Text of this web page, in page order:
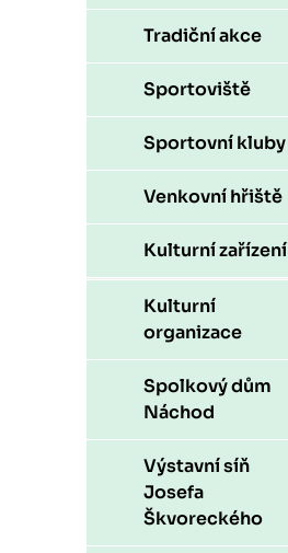
Tradiční akce
Sportoviště
Sportovní kluby
Venkovní hřiště
Kulturní zařízení
Kulturní
organizace
Spolkový dům
Náchod
Výstavní síň
Josefa
Škvoreckého